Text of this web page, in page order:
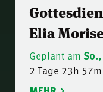
Elia
Geplant am
2 Tage 23h 57m